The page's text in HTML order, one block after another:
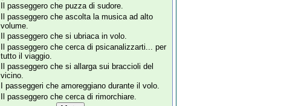
Il passeggero che puzza di sudore.
Il passeggero che ascolta la musica ad alto
volume.
Il passeggero che si ubriaca in volo.
Il passeggero che cerca di psicanalizzarti... per
tutto il viaggio.
Il passeggero che si allarga sui braccioli del
vicino.
I passeggeri che amoreggiano durante il volo.
Il passeggero che cerca di rimorchiare.